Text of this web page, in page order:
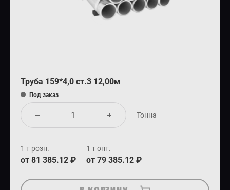
Труба 159*4,0 ст.3 12,00м
Под заказ
Тонна
1 т розн.
от 81 385.12 ₽
1 т опт.
от 79 385.12 ₽